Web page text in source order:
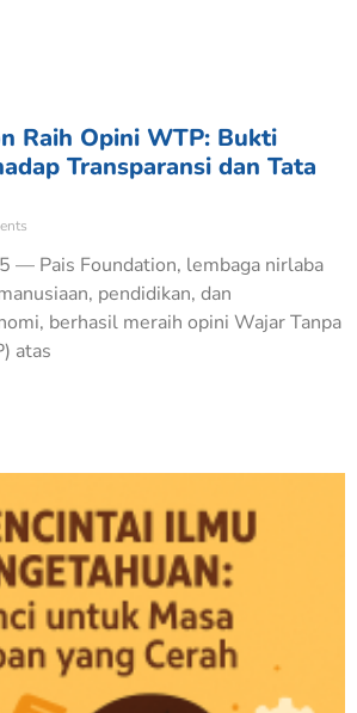
Raih Opini WTP: Bukti
Transparansi dan Tata
— Pais Foundation, lembaga nirlaba
pendidikan, dan
berhasil meraih opini Wajar Tanpa
atas